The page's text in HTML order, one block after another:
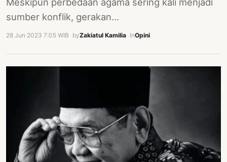
sumber konflik, gerakan…
28 Jun 2023 7:05 WIB byZakiatul Kamilia InOpini